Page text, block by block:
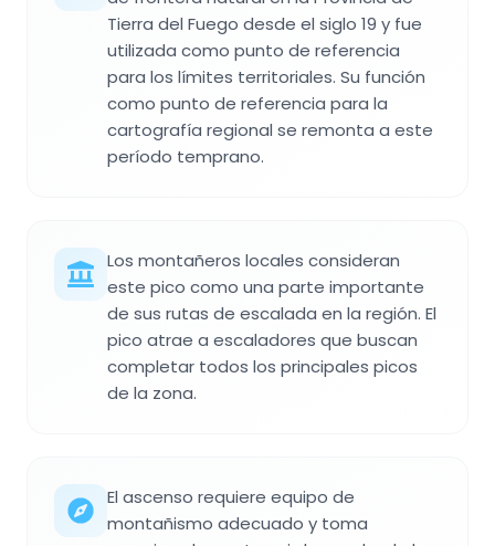
Tierra del Fuego desde el siglo 19 y fue
utilizada como punto de referencia
para los límites territoriales. Su función
como punto de referencia para la
cartografía regional se remonta a este
período temprano.
Los montañeros locales consideran
este pico como una parte importante
de sus rutas de escalada en la región. El
pico atrae a escaladores que buscan
completar todos los principales picos
de la zona.
El ascenso requiere equipo de
montañismo adecuado y toma